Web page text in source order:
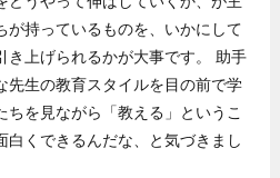
が持っているものを、いかにして
き上げられるかが大事です。 助手
先生の教育スタイルを目の前で学
を見ながら「教える」というこ
白くできるんだな、と気づきまし